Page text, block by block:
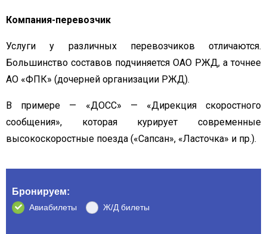
Компания-перевозчик
Услуги у различных перевозчиков отличаются.
Большинство составов подчиняется ОАО РЖД, а точнее
АО «ФПК» (дочерней организации РЖД).
В примере — «ДОСС» — «Дирекция скоростного
сообщения», которая курирует современные
высокоскоростные поезда («Сапсан», «Ласточка» и пр.).
Бронируем:
Авиабилеты Ж/Д билеты